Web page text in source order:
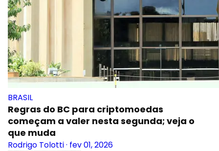
BRASIL
Regras do BC para criptomoedas
começam a valer nesta segunda; veja o
que muda
Rodrigo Tolotti· fev 01, 2026